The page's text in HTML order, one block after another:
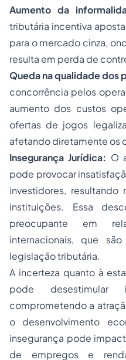
Aumento da
tributária incentiva
para o mercado cinza,
resulta em perda de
Queda na qualidade dos
concorrência pelos
aumento dos custos
ofertas de jogos
afetando diretamente os
Insegurança Jurídica: O
pode provocar
investidores, resultando
instituições. Essa
preocupante em
internacionais, que
legislação tributária.
A incerteza quanto à
pode desestimular
comprometendo a
o desenvolvimento
insegurança pode
de empregos e